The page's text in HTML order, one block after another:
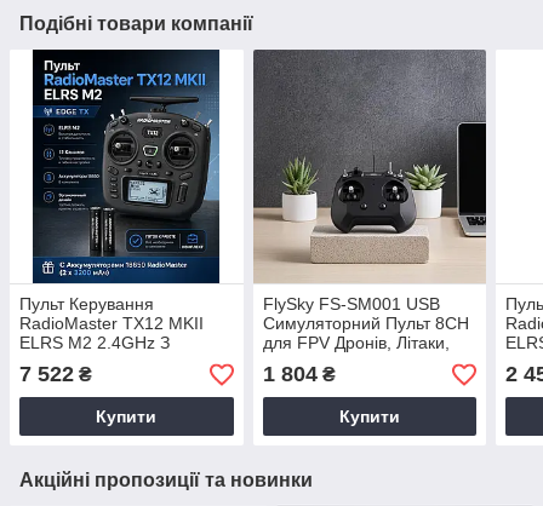
Подібні товари компанії
Пульт Керування
RadioMaster TX12 MKII
ELRS M2 2.4GHz З
RadioMaster 18650 для
FPV-Дронів І акумуляторів
7 522 ₴
Купити
FlySky FS-SM001 USB
Симуляторний Пульт 8CH
для FPV Дронів, Літаки,
Авіасімулятори сумісний
Virtual Flight, Liftof
1 804₴
Купити
2
Акційні пропозиції та новинки